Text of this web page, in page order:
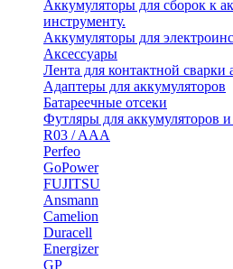
Аккумуляторы для сборок к
инструменту.
Аккумуляторы для
Аксессуары
Лента для контактной сварки
Адаптеры для аккумуляторов
Батареечные отсеки
Футляры для аккумуляторов и
R03 / AAA
Perfeo
GoPower
FUJITSU
Ansmann
Camelion
Duracell
Energizer
GP